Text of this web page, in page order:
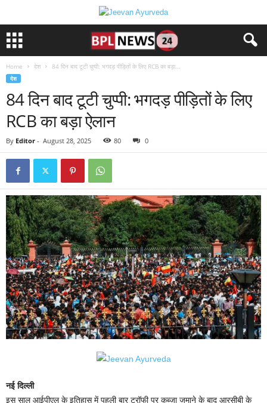
Home देश 84 दिन बाद टूटी चुप्पी: भगदड़ पीड़ितों के लिए RCB का बड़ा...
देश
84 दिन बाद टूटी चुप्पी: भगदड़ पीड़ितों के लिए
RCB का बड़ा ऐलान
By Editor - August 28, 2025 80 0
नई दिल्ली
इस साल आईपीएल के इतिहास में पहली बार ट्रॉफी पर कब्जा जमाने के बाद आरसीबी के